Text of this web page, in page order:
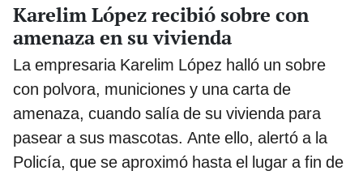
Karelim López recibió sobre con
amenaza en su vivienda
La empresaria Karelim López halló un sobre
con polvora, municiones y una carta de
amenaza, cuando salía de su vivienda para
pasear a sus mascotas. Ante ello, alertó a la
Policía, que se aproximó hasta el lugar a fin de